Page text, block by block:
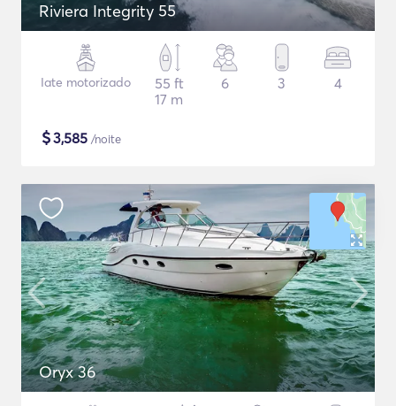
Riviera Integrity 55
Iate motorizado
55 ft
17 m
6 3 4
$3,585 /noite
Oryx 36